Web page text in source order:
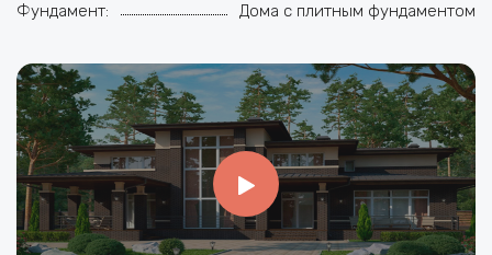
Фундамент: Дома с плитным фундаментом